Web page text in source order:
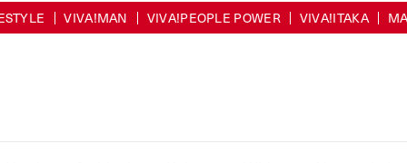
VIVA!MAN VIVA!PEOPLE POWER VIVA!ITAKA